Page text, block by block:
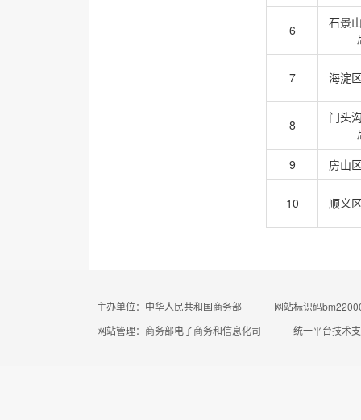
6
石景
7 海淀
8
门头
9
房山
10 顺义
主办单位：中华人民共和国商务部
网站标识码
网站管理：商务部电子商务和信息化司
统一平台技术